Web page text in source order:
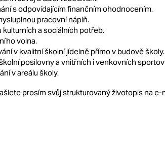
s odpovídajícím finančním ohodnocením.
pracovní náplň.
kulturních a sociálních potřeb.
volna.
v kvalitní školní jídelně přímo v budově školy.
posilovny a vnitřních i venkovních
v areálu školy.
prosím svůj strukturovaný životopis na e-